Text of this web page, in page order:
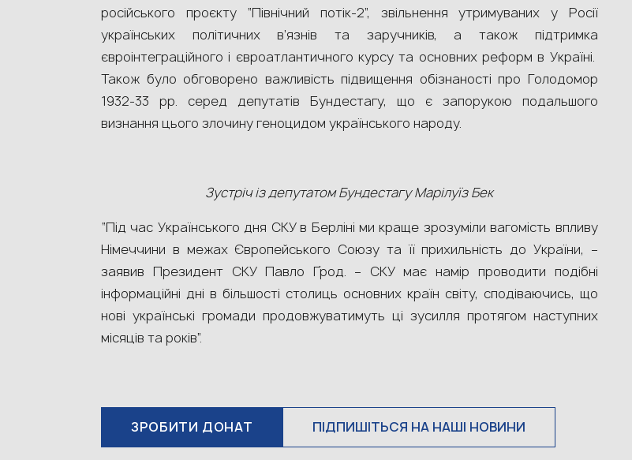
російського проєкту “Північний потік-2”, звільнення утримуваних у Росії
українських політичних в’язнів та заручників, а також підтримка
євроінтеграційного і євроатлантичного курсу та основних реформ в Україні.
Також було обговорено важливість підвищення обізнаності про Голодомор
1932-33 рр. серед депутатів Бундестагу, що є запорукою подальшого
визнання цього злочину геноцидом українського народу.
Зустріч із депутатом Бундестагу Марілуїз Бек
“Під час Українського дня СКУ в Берліні ми краще зрозуміли вагомість впливу
Німеччини в межах Європейського Союзу та її прихильність до України, –
заявив Президент СКУ Павло Ґрод. – СКУ має намір проводити подібні
інформаційні дні в більшості столиць основних країн світу, сподіваючись, що
нові українські громади продовжуватимуть ці зусилля протягом наступних
місяців та років”.
ЗРОБИТИ ДОНАТ ПІДПИШІТЬСЯ НА НАШІ НОВИНИ